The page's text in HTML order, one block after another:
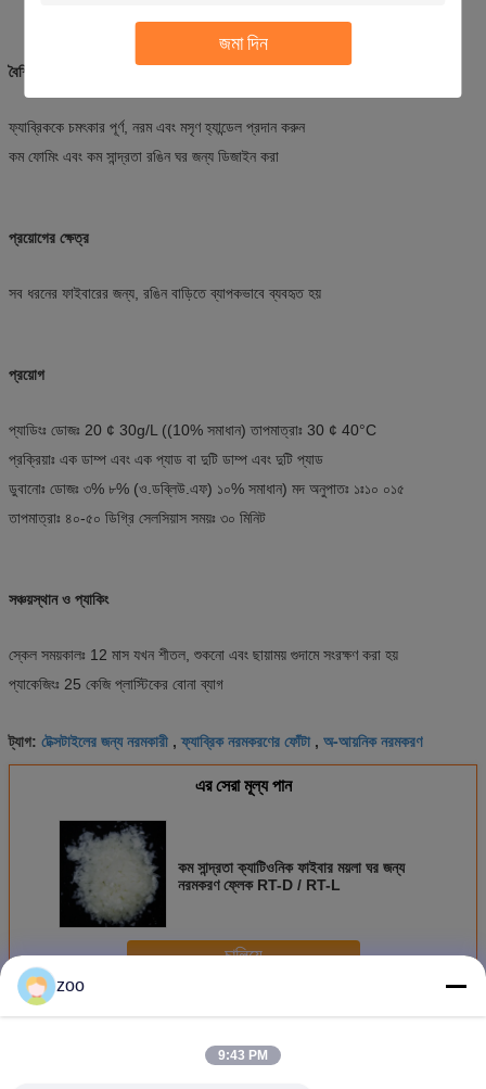
জমা দিন
বৈশিষ্ট্য
ফ্যাব্রিককে চমৎকার পূর্ণ, নরম এবং মসৃণ হ্যান্ডেল প্রদান করুন
কম ফোমিং এবং কম সান্দ্রতা রঙিন ঘর জন্য ডিজাইন করা
প্রয়োগের ক্ষেত্র
সব ধরনের ফাইবারের জন্য, রঙিন বাড়িতে ব্যাপকভাবে ব্যবহৃত হয়
প্রয়োগ
প্যাডিংঃ ডোজঃ 20 ¢ 30g/L ((10% সমাধান) তাপমাত্রাঃ 30 ¢ 40°C
প্রক্রিয়াঃ এক ডাম্প এবং এক প্যাড বা দুটি ডাম্প এবং দুটি প্যাড
ডুবানোঃ ডোজঃ ৩% ৮% (ও.ডব্লিউ.এফ) ১০% সমাধান) মদ অনুপাতঃ ১ঃ১০ ০১৫
তাপমাত্রাঃ ৪০-৫০ ডিগ্রি সেলসিয়াস সময়ঃ ৩০ মিনিট
সঞ্চয়স্থান ও প্যাকিং
স্কেল সময়কালঃ 12 মাস যখন শীতল, শুকনো এবং ছায়াময় গুদামে সংরক্ষণ করা হয়
প্যাকেজিংঃ 25 কেজি প্লাস্টিকের বোনা ব্যাগ
ট্যাগ: টেক্সটাইলের জন্য নরমকারী ,ফ্যাব্রিক নরমকরণের ফোঁটা , অ-আয়নিক নরমকরণ
এর সেরা মূল্য পান
কম সান্দ্রতা ক্যাটিওনিক ফাইবার ময়লা ঘর জন্য
নরমকরণ ফ্লেক RT-D / RT-L
চালিয়ে
অধিকসফটনার ফ্লেক্স
zoo
9:43 PM